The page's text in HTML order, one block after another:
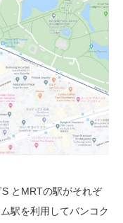
とMRTの駅がそれぞ
駅を利用してバンコク